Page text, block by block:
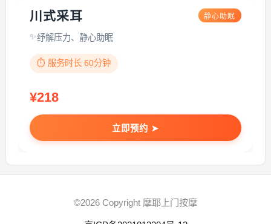
川式采耳 静心助眠
纾解压力、静心助眠
⏱️ 服务时长 60分钟
¥218
立即预约 ➤
©2026 Copyright 摩耶上门按摩